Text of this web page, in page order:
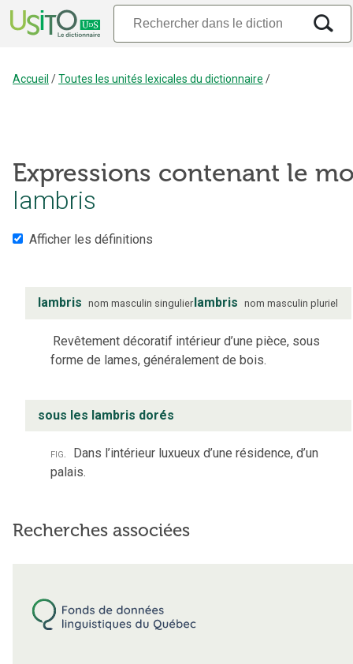
Accueil /Toutes les unités lexicales du dictionnaire /
Expressions contenant le
lambris
Afficher les définitions
lambris nom masculin singulierlambris nom masculin pluriel
Revêtement décoratif intérieur d’une pièce, sous
forme de lames, généralement de bois.
sous les lambris dorés
fig. Dans l’intérieur luxueux d’une résidence, d’un
palais.
Recherches associées